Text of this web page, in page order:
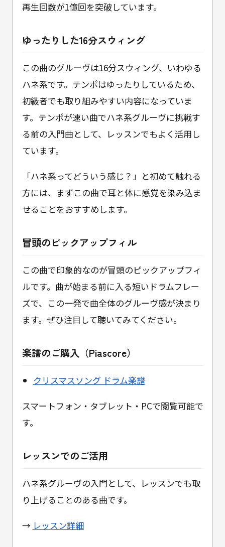
再生回数が1億回を突破しています。
ゆったりした16分スウィング
この曲のグルーヴは16分スウィング、いわゆる
ハネ系です。テンポはゆったりしているため、
初級者でも取り組みやすい内容になっていま
す。テンポが速い曲でハネ系グルーヴに挑戦す
る前の入門曲として、レッスンでもよく活用し
ています。
「ハネ系ってどういう感じ？」と初めて触れる
方には、まずこの曲で耳と体に感覚を染み込ま
せることをおすすめします。
冒頭のピックアップフィル
この曲で印象的なのが冒頭のピックアップフィ
ルです。曲が始まる前に入る短いドラムフレー
ズで、この一発で曲全体のグルーヴ感が決まり
ます。ぜひ注目して聴いてみてください。
楽譜のご購入（Piascore）
クリスマスソング ドラム楽譜
スマートフォン・タブレット・PCで閲覧可能で
す。
レッスンでのご活用
ハネ系グルーヴの入門として、レッスンでも取
り上げることのある曲です。
→ レッスン詳細